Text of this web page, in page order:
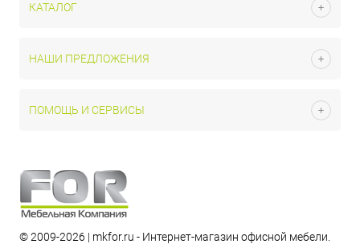
КАТАЛОГ
НАШИ ПРЕДЛОЖЕНИЯ
ПОМОЩЬ И СЕРВИСЫ
© 2009-2026 | mkfor.ru - Интернет-магазин офисной мебели.